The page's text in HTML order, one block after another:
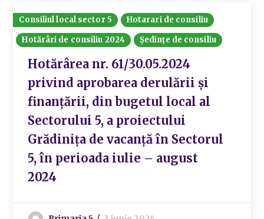
Consiliul local sector 5
Hotarari de consiliu
Hotărâri de consiliu 2024
Ședințe de consiliu
Hotărârea nr. 61/30.05.2024
privind aprobarea derulării și
finanțării, din bugetul local al
Sectorului 5, a proiectului
Grădinița de vacanță în Sectorul
5, în perioada iulie – august
2024